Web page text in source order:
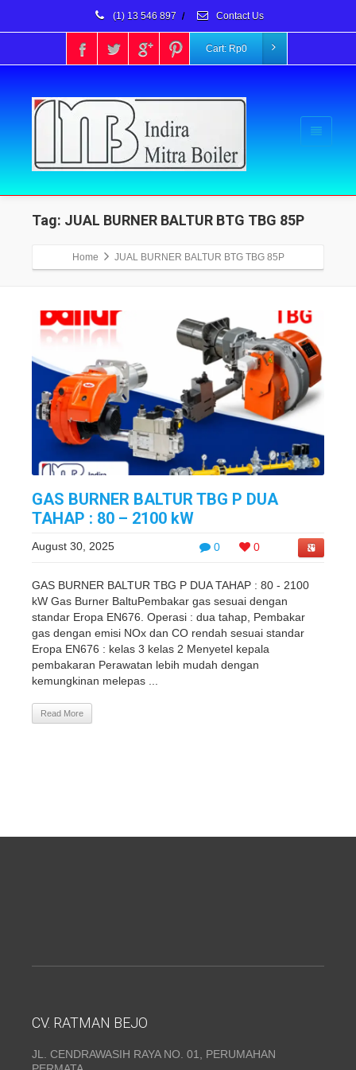
(1) 13 546 897 / Contact Us
Cart: Rp0
Tag: JUAL BURNER BALTUR BTG TBG 85P
Home JUAL BURNER BALTUR BTG TBG 85P
GAS BURNER BALTUR TBG P DUA
TAHAP : 80 – 2100 kW
0 0
August 30, 2025
GAS BURNER BALTUR TBG P DUA TAHAP : 80 - 2100
kW Gas Burner BaltuPembakar gas sesuai dengan
standar Eropa EN676. Operasi : dua tahap, Pembakar
gas dengan emisi NOx dan CO rendah sesuai standar
Eropa EN676 : kelas 3 kelas 2 Menyetel kepala
pembakaran Perawatan lebih mudah dengan
kemungkinan melepas ...
Read More
CV. RATMAN BEJO
JL. CENDRAWASIH RAYA NO. 01, PERUMAHAN